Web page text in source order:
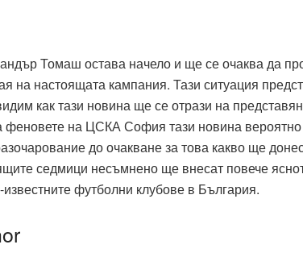
Томаш остава начело и ще се очаква да
на настоящата кампания. Тази ситуация
как тази новина ще се отрази на
феновете на ЦСКА София тази новина
до очакване за това какво ще
седмици несъмнено ще внесат повече
футболни клубове в България.